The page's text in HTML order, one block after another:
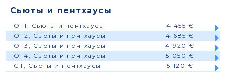
Сьюты и пентхаусы
OT1, Сьюты и пентхаусы
4 455 €
OT2, Сьюты и пентхаусы
4 685 €
OT3, Сьюты и пентхаусы
4 920 €
OT4, Сьюты и пентхаусы
5 050 €
GT, Сьюты и пентхаусы
5 120 €